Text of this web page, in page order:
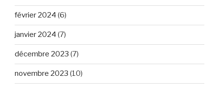
février 2024 (6)
janvier 2024 (7)
décembre 2023 (7)
novembre 2023 (10)